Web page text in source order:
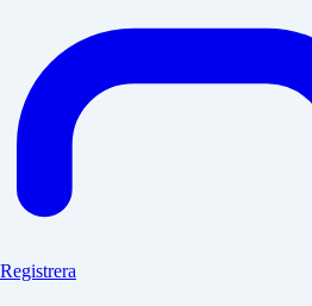
Registrera